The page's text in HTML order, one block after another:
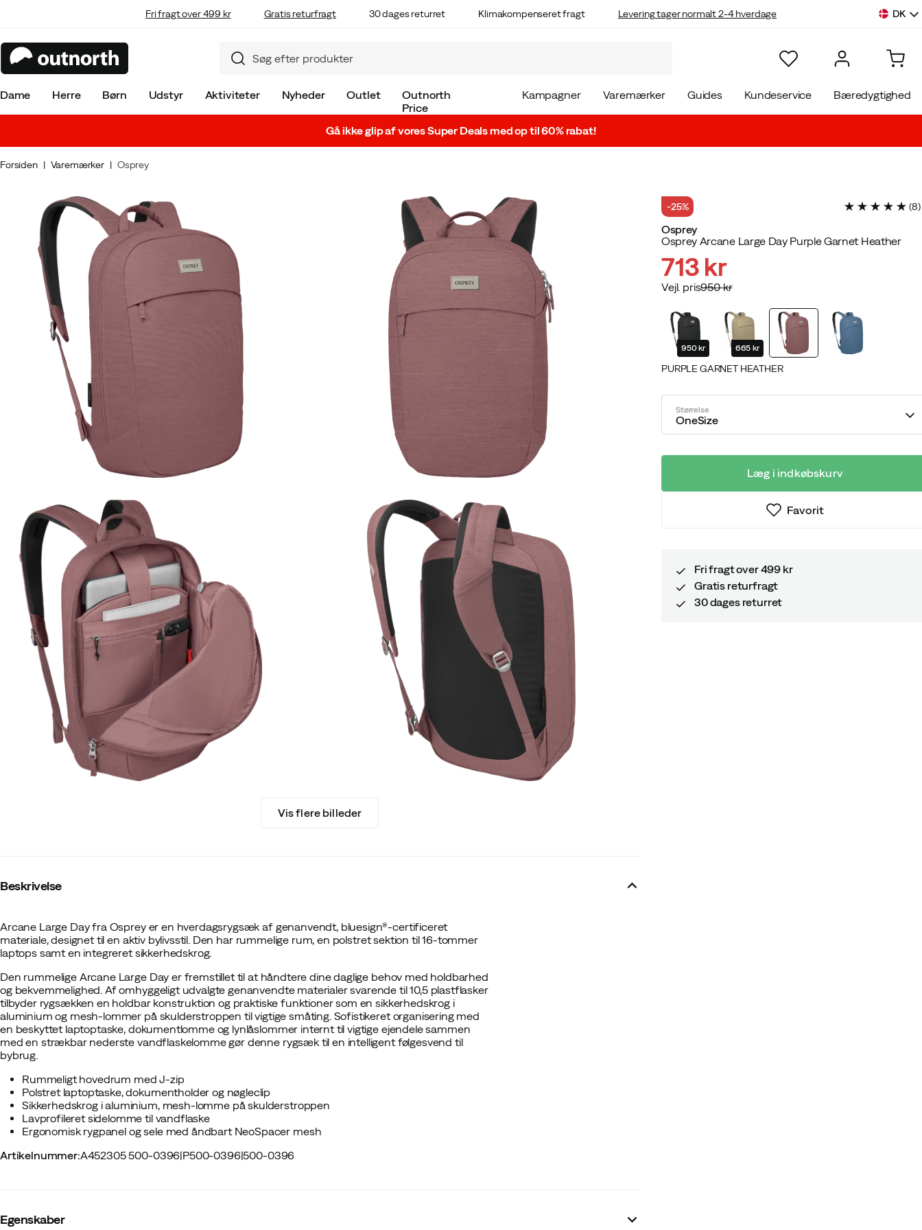
Fri fragt over 499 kr Gratis returfragt 30 dages returret Klimakompenseret fragt Levering tager normalt 2-4 hverdage DK
Dame Herre Børn Udstyr Aktiviteter Nyheder Outlet
Outnorth
Price
Kampagner Varemærker Guides Kundeservice Bæredygtighed
Gå ikke glip af vores Super Deals med op til 60% rabat!
Forsiden Varemærker Osprey
Vis flere billeder
Beskrivelse
Arcane Large Day fra Osprey er en hverdagsrygsæk af genanvendt, bluesign®-certificeret
materiale, designet til en aktiv bylivsstil. Den har rummelige rum, en polstret sektion til 16-tommer
laptops samt en integreret sikkerhedskrog.
Den rummelige Arcane Large Day er fremstillet til at håndtere dine daglige behov med holdbarhed
og bekvemmelighed. Af omhyggeligt udvalgte genanvendte materialer svarende til 10,5 plastflasker
tilbyder rygsækken en holdbar konstruktion og praktiske funktioner som en sikkerhedskrog i
aluminium og mesh-lommer på skulderstroppen til vigtige småting. Sofistikeret organisering med
en beskyttet laptoptaske, dokumentlomme og lynlåslommer internt til vigtige ejendele sammen
med en strækbar nederste vandflaskelomme gør denne rygsæk til en intelligent følgesvend til
bybrug.
Rummeligt hovedrum med J-zip
Polstret laptoptaske, dokumentholder og nøgleclip
Sikkerhedskrog i aluminium, mesh-lomme på skulderstroppen
Lavprofileret sidelomme til vandflaske
Ergonomisk rygpanel og sele med åndbart NeoSpacer mesh
Artikelnummer:A452305 500-0396|P500-0396|500-0396
Egenskaber
-25% (8)
Osprey
Osprey Arcane Large Day Purple Garnet Heather
discounted
price
713 kr
original
price
Vejl. pris950 kr
950 kr 665 kr
PURPLE GARNET HEATHER
Størrelse
OneSize
Læg i indkøbskurv
Favorit
Fri fragt over 499 kr
Gratis returfragt
30 dages returret